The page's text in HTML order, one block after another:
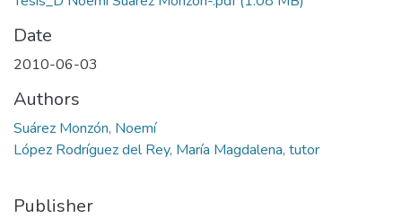
Date
2010-06-03
Authors
Suárez Monzón, Noemí
López Rodríguez del Rey, María Magdalena, tutor
Publisher